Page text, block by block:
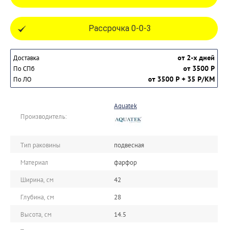
Рассрочка 0-0-3
Доставка от 2-х дней
По СПб от 3500 Р
По ЛО от 3500 Р + 35 Р/КМ
Производитель:
Aquatek
Тип раковины
подвесная
Материал
фарфор
Ширина, см
42
Глубина, см
28
Высота, см
14.5